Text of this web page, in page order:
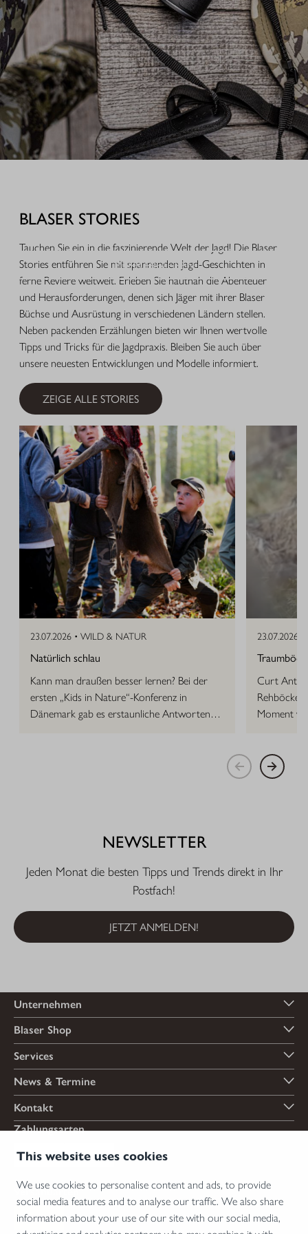
This website uses cookies
We use cookies to personalise content and ads, to provide
social media features and to analyse our traffic. We also share
information about your use of our site with our social media,
AUSRÜSTUNG FÜR IHREN JAGDERFOLG
Freizeit.
MEHR ERFAHREN
BLASER STORIES
Tauchen Sie ein in die faszinierende Welt der Jagd! Die Blaser
Stories entführen Sie mit spannenden Jagd-Geschichten in
ferne Reviere weltweit. Erleben Sie hautnah die Abenteuer
und Herausforderungen, denen sich Jäger mit ihrer Blaser
Büchse und Ausrüstung in verschiedenen Ländern stellen.
Neben packenden Erzählungen bieten wir Ihnen wertvolle
Tipps und Tricks für die Jagdpraxis. Bleiben Sie auch über
unsere neuesten Entwicklungen und Modelle informiert.
ZEIGE ALLE STORIES
23.07.2026 • WILD & NATUR
Natürlich schlau
Kann man draußen besser lernen? Bei der
ersten „Kids in Nature“-Konferenz in
Dänemark gab es erstaunliche Antworten
23.07.2026 •
Curt Anton
Rehböcke,
Moment
NEWSLETTER
Jeden Monat die besten Tipps und Trends direkt in Ihr
Postfach!
JETZT ANMELDEN!
Unternehmen
Blaser Shop
Services
News & Termine
Kontakt
Zahlungsarten
Versandarten